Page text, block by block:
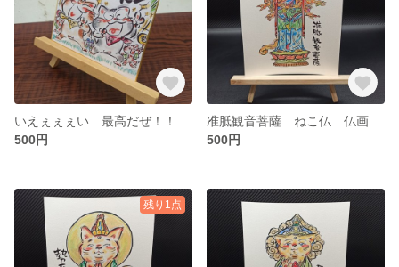
500円
准胝観音菩薩 ねこ仏 仏画
500円
残り1点